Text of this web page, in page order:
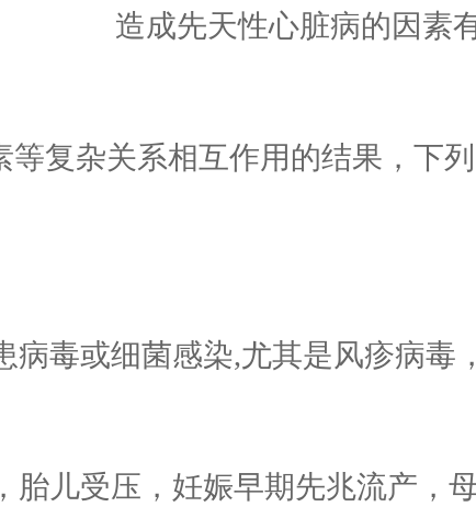
造成先天性心脏病的因素
杂关系相互作用的结果，下列
毒或细菌感染,尤其是风疹病毒
儿受压，妊娠早期先兆流产，母